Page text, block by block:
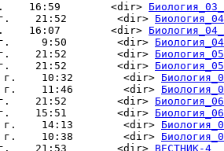
г.    16:59        <dir>
21:52        <dir>
г.    16:07        <dir>
9:50        <dir>
21:52        <dir>
21:52        <dir>
10:32        <dir>
11:46        <dir>
21:52        <dir>
15:51        <dir>
14:13        <dir>
10:38        <dir>
21:53        <dir>
ВЕСТНИК-4